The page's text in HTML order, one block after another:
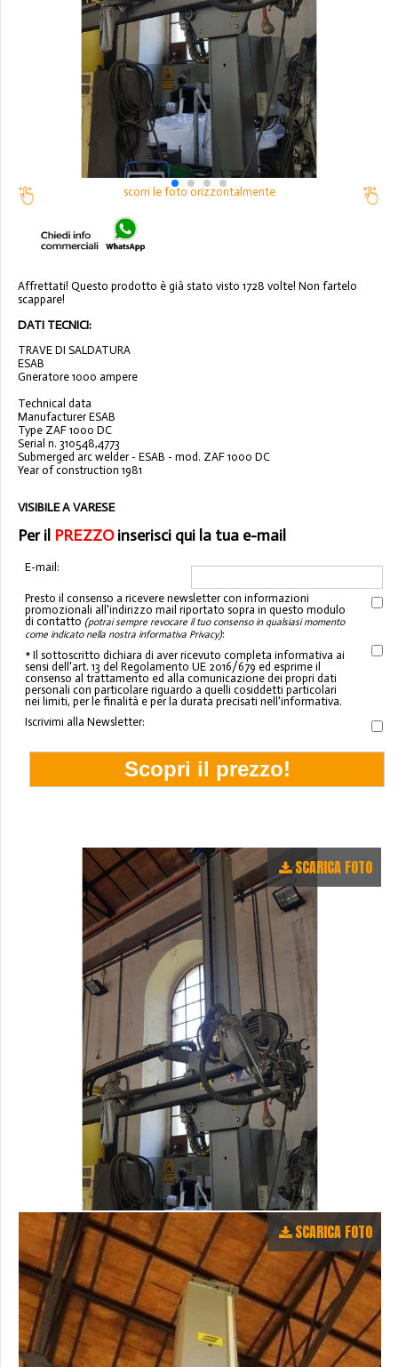
scorri le foto orizzontalmente
Affrettati! Questo prodotto è già stato visto 1728 volte! Non fartelo
scappare!
DATI TECNICI:
TRAVE DI SALDATURA
ESAB
Gneratore 1000 ampere
Technical data
Manufacturer ESAB
Type ZAF 1000 DC
Serial n. 310548,4773
Submerged arc welder - ESAB - mod. ZAF 1000 DC
Year of construction 1981
VISIBILE A VARESE
Per il PREZZOinserisci qui la tua e-mail
E-mail:
Presto il consenso a ricevere newsletter con informazioni
promozionali all'indirizzo mail riportato sopra in questo modulo
di contatto (potrai sempre revocare il tuo consenso in qualsiasi momento
come indicato nella nostra informativa Privacy):
* Il sottoscritto dichiara di aver ricevuto completa informativa ai
sensi dell'art. 13 del Regolamento UE 2016/679 ed esprime il
consenso al trattamento ed alla comunicazione dei propri dati
personali con particolare riguardo a quelli cosiddetti particolari
nei limiti, per le finalità e per la durata precisati nell'informativa.
Iscrivimi alla Newsletter:
SCARICA FOTO
SCARICA FOTO